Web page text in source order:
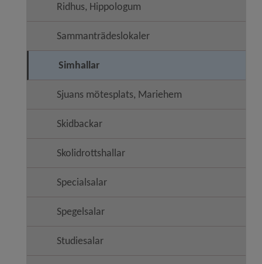
Ridhus, Hippologum
Sammanträdeslokaler
Simhallar
Sjuans mötesplats, Mariehem
Skidbackar
Skolidrottshallar
Specialsalar
Spegelsalar
Studiesalar